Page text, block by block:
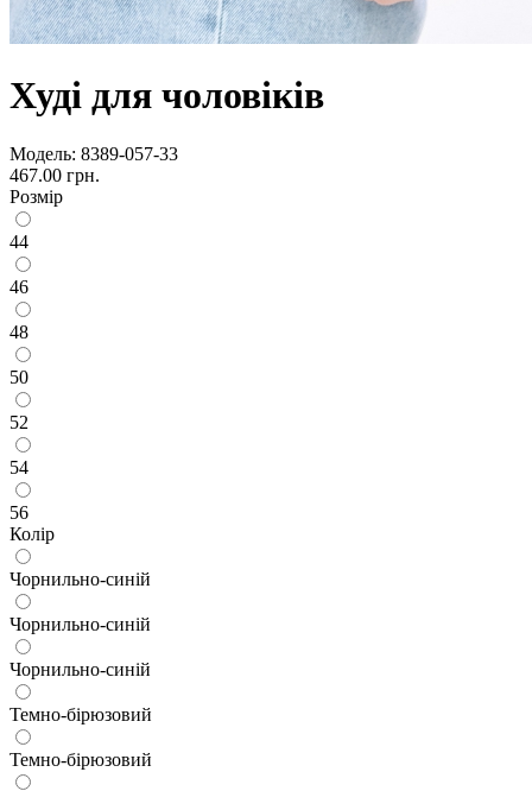
Худі для чоловіків
Модель: 8389-057-33
467.00 грн.
Розмір
44
46
48
50
52
54
56
Колір
Чорнильно-синій
Чорнильно-синій
Чорнильно-синій
Темно-бірюзовий
Темно-бірюзовий